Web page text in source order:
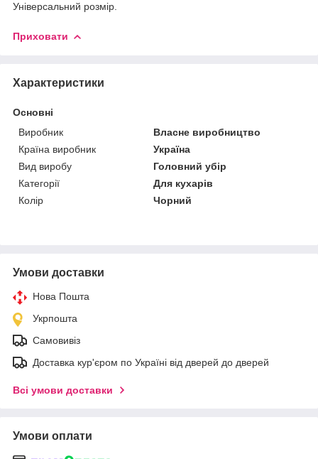
Універсальний розмір.
Приховати
Характеристики
Основні
Виробник
Власне виробництво
Країна виробник
Україна
Вид виробу
Головний убір
Категорії
Для кухарів
Колір
Чорний
Умови доставки
Нова Пошта
Укрпошта
Самовивіз
Доставка кур'єром по Україні від дверей до дверей
Всі умови доставки
Умови оплати